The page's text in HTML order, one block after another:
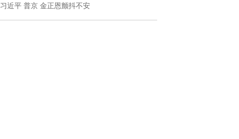
习近平 普京 金正恩颤抖不安